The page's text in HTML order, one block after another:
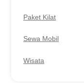
Paket Kilat
Sewa Mobil
Wisata